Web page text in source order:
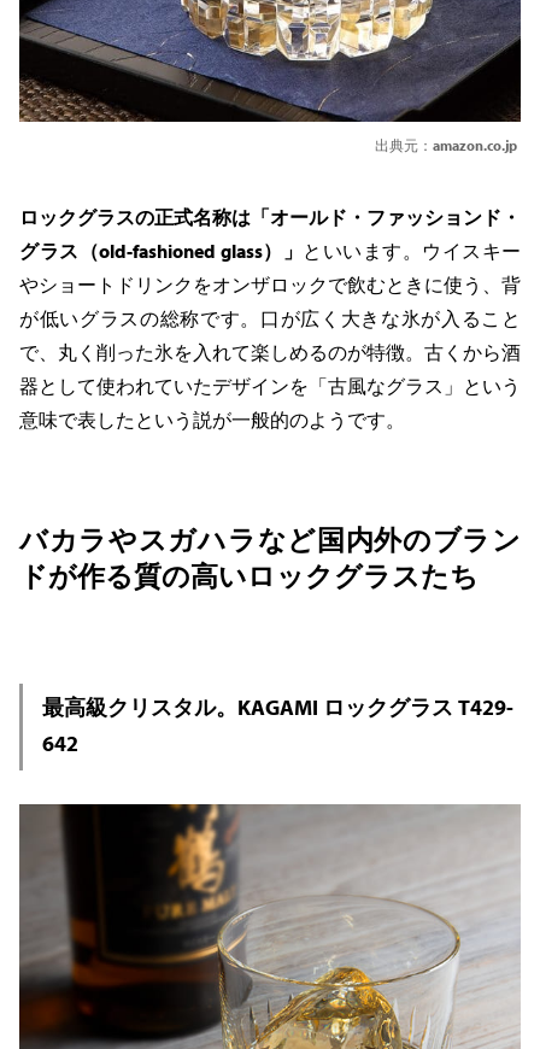
出典元： amazon.co.jp
ロックグラスの正式名称は「オールド・ファッションド・
グラス（old-fashioned glass）」 といいます。ウイスキー
やショートドリンクをオンザロックで飲むときに使う、背
が低いグラスの総称です。口が広く大きな氷が入ること
で、丸く削った氷を入れて楽しめるのが特徴。古くから酒
器として使われていたデザインを「古風なグラス」という
意味で表したという説が一般的のようです。
バカラやスガハラなど国内外のブラン
ドが作る質の高いロックグラスたち
最高級クリスタル。KAGAMI ロックグラス T429-
642